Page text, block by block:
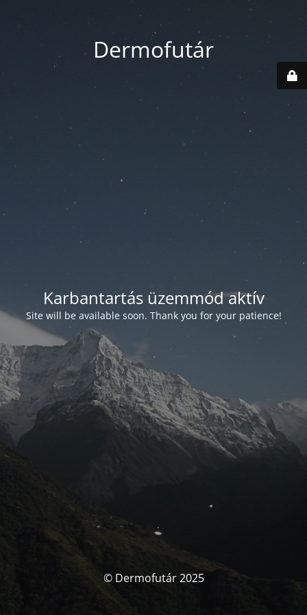
Dermofutár
Karbantartás üzemmód aktív
Site will be available soon. Thank you for your patience!
© Dermofutár 2025